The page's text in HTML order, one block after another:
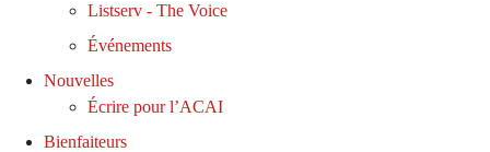
Listserv - The Voice
Événements
Nouvelles
Écrire pour l’ACAI
Bienfaiteurs